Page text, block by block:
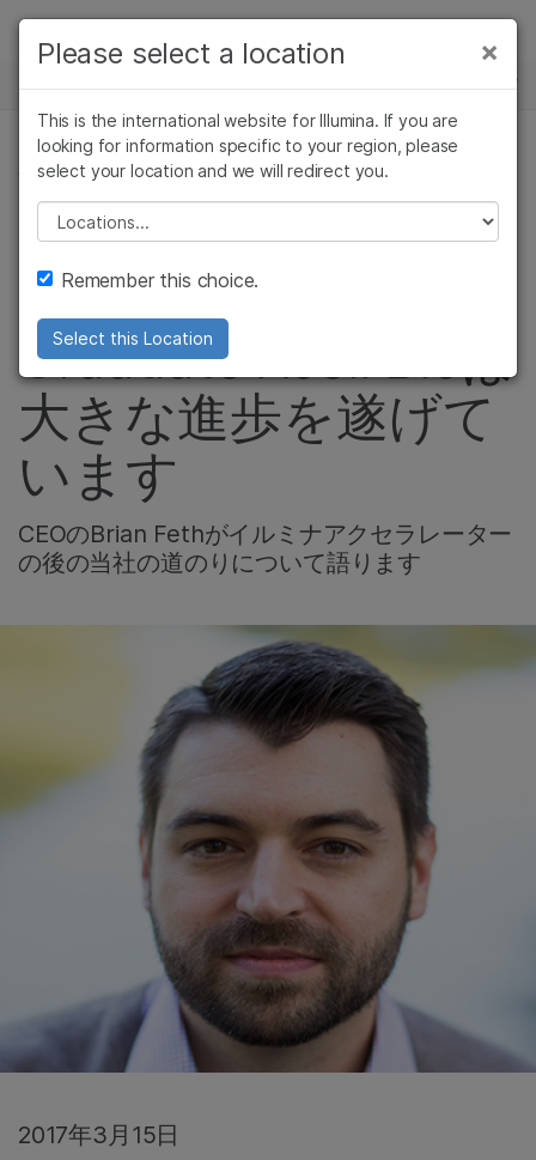
Skip to content
ソリューション
ラーニング
企業情報
サポート
お気に入りの分野を選択
ニュースセンター
会社情報, がん研究
イルミナのアクセラ
レーターである
Graduate Xcell Bioは
大きな進歩を遂げて
います
CEOのBrian Fethがイルミナアクセラレーター
の後の当社の道のりについて語ります
2017年3月15日
×
Please select a location
This is the international website for Illumina. If you are
looking for information specific to your region, please
select your location and we will redirect you.
Please select a location
Remember this choice.
Select this Location
×
がん研究
微生物研究
農学研究
複雑な疾患
臨床オンコロジー
生殖医学
患研究